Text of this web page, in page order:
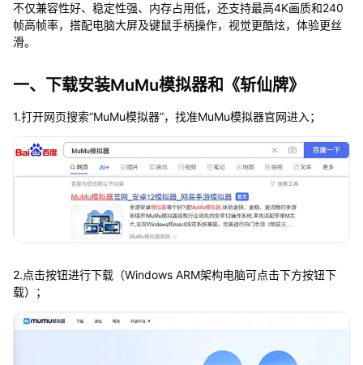
不仅兼容性好、稳定性强、内存占用低，还支持最高4K画质和240
帧高帧率，搭配电脑大屏及键鼠手柄操作，视觉更酷炫，体验更丝
滑。
一、下载安装MuMu模拟器和《斩仙牌》
1.打开网页搜索“MuMu模拟器”，找准MuMu模拟器官网进入；
2.点击按钮进行下载（Windows ARM架构电脑可点击下方按钮下
载）；